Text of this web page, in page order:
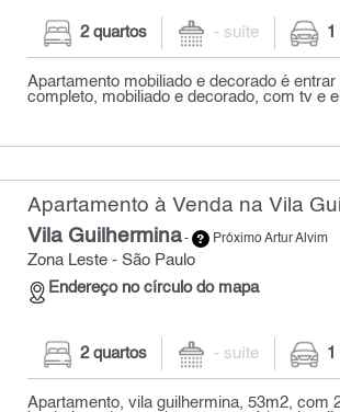
2 quartos - suíte 1
Apartamento mobiliado e decorado é
completo, mobiliado e decorado, com tv e
Apartamento à Venda na Vila
Vila Guilhermina- Próximo Artur Alvim
Zona Leste - São Paulo
Endereço no círculo do mapa
2 quartos - suíte 1
Apartamento, vila guilhermina, 53m2, com